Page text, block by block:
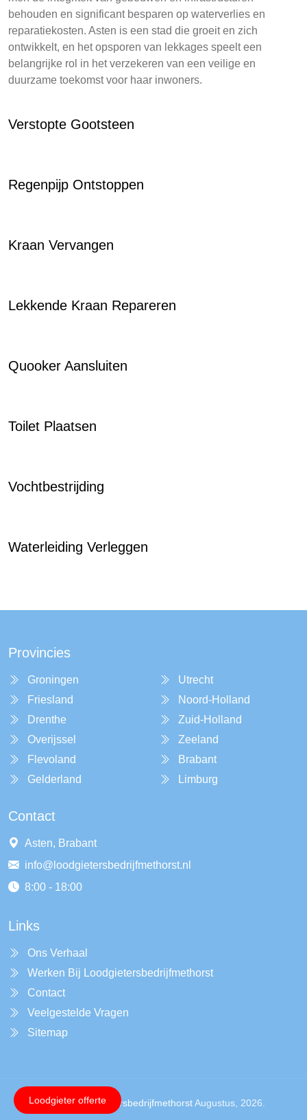
behouden en significant besparen op waterverlies en
reparatiekosten. Asten is een stad die groeit en zich
ontwikkelt, en het opsporen van lekkages speelt een
belangrijke rol in het verzekeren van een veilige en
duurzame toekomst voor haar inwoners.
Verstopte Gootsteen
Regenpijp Ontstoppen
Kraan Vervangen
Lekkende Kraan Repareren
Quooker Aansluiten
Toilet Plaatsen
Vochtbestrijding
Waterleiding Verleggen
Provincies
Groningen
Friesland
Drenthe
Overijssel
Flevoland
Gelderland
Utrecht
Noord-Holland
Zuid-Holland
Zeeland
Brabant
Limburg
Contact
Asten, Brabant
info@loodgietersbedrijfmethorst.nl
8:00 - 18:00
Links
Ons Verhaal
Werken Bij Loodgietersbedrijfmethorst
Contact
Veelgestelde Vragen
Sitemap
Copyright © LoodgietersbedrijfmethorstAugustus, 2026.
Loodgieter offerte